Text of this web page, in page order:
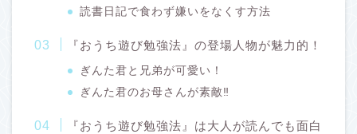
読書日記で食わず嫌いをなくす方法
『おうち遊び勉強法』の登場人物が魅力的！
ぎんた君と兄弟が可愛い！
ぎんた君のお母さんが素敵‼
『おうち遊び勉強法』は大人が読んでも面白